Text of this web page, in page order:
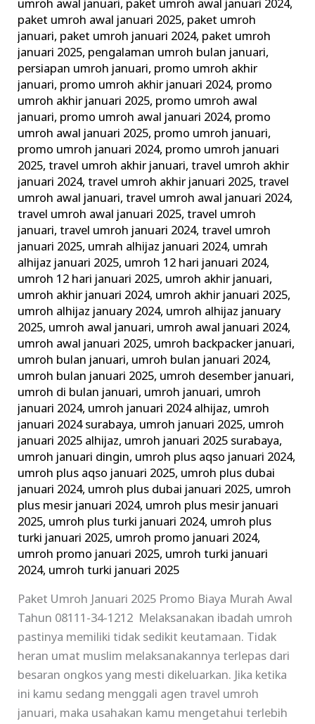
umroh awal januari, paket umroh awal januari 2024,
paket umroh awal januari 2025, paket umroh
januari, paket umroh januari 2024, paket umroh
januari 2025, pengalaman umroh bulan januari,
persiapan umroh januari, promo umroh akhir
januari, promo umroh akhir januari 2024, promo
umroh akhir januari 2025, promo umroh awal
januari, promo umroh awal januari 2024, promo
umroh awal januari 2025, promo umroh januari,
promo umroh januari 2024, promo umroh januari
2025,travel umroh akhir januari,travel umroh akhir
januari 2024,travel umroh akhir januari 2025,travel
umroh awal januari,travel umroh awal januari 2024,
travel umroh awal januari 2025,travel umroh
januari,travel umroh januari 2024,travel umroh
januari 2025, umrah alhijaz januari 2024, umrah
alhijaz januari 2025, umroh 12 hari januari 2024,
umroh 12 hari januari 2025, umroh akhir januari,
umroh akhir januari 2024, umroh akhir januari 2025,
umroh alhijaz january 2024, umroh alhijaz january
2025, umroh awal januari, umroh awal januari 2024,
umroh awal januari 2025, umroh backpacker januari,
umroh bulan januari, umroh bulan januari 2024,
umroh bulan januari 2025, umroh desember januari,
umroh di bulan januari, umroh januari, umroh
januari 2024, umroh januari 2024 alhijaz, umroh
januari 2024 surabaya, umroh januari 2025, umroh
januari 2025 alhijaz, umroh januari 2025 surabaya,
umroh januari dingin, umroh plus aqso januari 2024,
umroh plus aqso januari 2025, umroh plus dubai
januari 2024, umroh plus dubai januari 2025, umroh
plus mesir januari 2024, umroh plus mesir januari
2025, umroh plus turki januari 2024, umroh plus
turki januari 2025, umroh promo januari 2024,
umroh promo januari 2025, umroh turki januari
2024, umroh turki januari 2025
Paket Umroh Januari 2025 Promo Biaya Murah Awal
Tahun 08111-34-1212 Melaksanakan ibadah umroh
pastinya memiliki tidak sedikit keutamaan. Tidak
heran umat muslim melaksanakannya terlepas dari
besaran ongkos yang mesti dikeluarkan. Jika ketika
ini kamu sedang menggali agen travel umroh
januari, maka usahakan kamu mengetahui terlebih